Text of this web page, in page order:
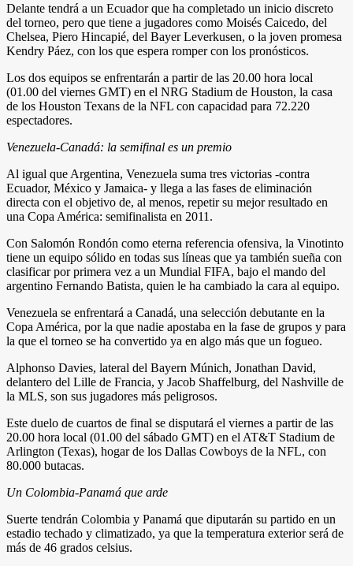
Delante tendrá a un Ecuador que ha completado un inicio discreto
del torneo, pero que tiene a jugadores como Moisés Caicedo, del
Chelsea, Piero Hincapié, del Bayer Leverkusen, o la joven promesa
Kendry Páez, con los que espera romper con los pronósticos.
Los dos equipos se enfrentarán a partir de las 20.00 hora local
(01.00 del viernes GMT) en el NRG Stadium de Houston, la casa
de los Houston Texans de la NFL con capacidad para 72.220
espectadores.
Venezuela-Canadá: la semifinal es un premio
Al igual que Argentina, Venezuela suma tres victorias -contra
Ecuador, México y Jamaica- y llega a las fases de eliminación
directa con el objetivo de, al menos, repetir su mejor resultado en
una Copa América: semifinalista en 2011.
Con Salomón Rondón como eterna referencia ofensiva, la Vinotinto
tiene un equipo sólido en todas sus líneas que ya también sueña con
clasificar por primera vez a un Mundial FIFA, bajo el mando del
argentino Fernando Batista, quien le ha cambiado la cara al equipo.
Venezuela se enfrentará a Canadá, una selección debutante en la
Copa América, por la que nadie apostaba en la fase de grupos y para
la que el torneo se ha convertido ya en algo más que un fogueo.
Alphonso Davies, lateral del Bayern Múnich, Jonathan David,
delantero del Lille de Francia, y Jacob Shaffelburg, del Nashville de
la MLS, son sus jugadores más peligrosos.
Este duelo de cuartos de final se disputará el viernes a partir de las
20.00 hora local (01.00 del sábado GMT) en el AT&T Stadium de
Arlington (Texas), hogar de los Dallas Cowboys de la NFL, con
80.000 butacas.
Un Colombia-Panamá que arde
Suerte tendrán Colombia y Panamá que diputarán su partido en un
estadio techado y climatizado, ya que la temperatura exterior será de
más de 46 grados celsius.